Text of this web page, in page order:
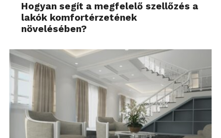
Hogyan segít a megfelelő szellőzés a
lakók komfortérzetének
növelésében?